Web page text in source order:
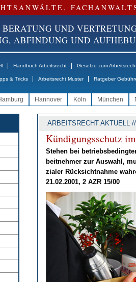
UND
ABFINDUNG UND
Handbuch Arbeitsrecht Gesetze zum
& Tricks Arbeitsrecht Muster Ratgeber
Hannover Köln München
ARBEITSRECHT AKTUELL
Kün­di­gungs­schutz
Ste­hen bei
beit­neh­mer zur Aus­wahl,
zia­ler Rück­sicht­nah­me
21.02.2001, 2 AZR 15/00